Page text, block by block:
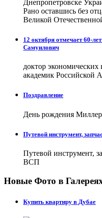
Днепропетровске
Рано оставшись без
Великой
12 октября отмечает 60-
Самуилович
доктор экономических
академик Российской
Поздравление
День рождения
Путевой инструмент,
Путевой инструмент,
ВСП
Новые Фото в
Купить квартиру в Дубае